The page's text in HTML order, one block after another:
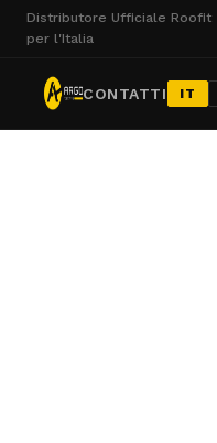
Distributore Ufficiale Roofit
per l'Italia
CONTATTI IT